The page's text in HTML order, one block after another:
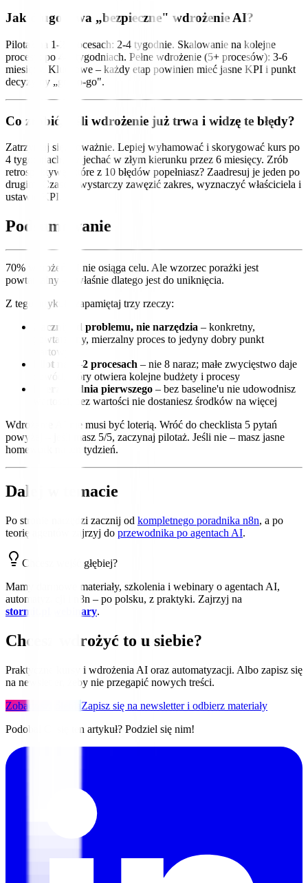
Jak długo trwa „bezpieczne" wdrożenie AI?
Pilotaż na 1-2 procesach: 2-4 tygodnie. Skalowanie na kolejne
procesy: po 4-8 tygodniach. Pełne wdrożenie (5+ procesów): 3-6
miesięcy. Kluczowe – każdy etap powinien mieć jasne KPI i punkt
decyzyjny „go/no-go".
Co zrobić, jeśli wdrożenie już trwa i widzę te błędy?
Zatrzymaj się. Poważnie. Lepiej wyhamować i skorygować kurs po
4 tygodniach, niż jechać w złym kierunku przez 6 miesięcy. Zrób
retrospektywę: które z 10 błędów popełniasz? Zaadresuj je jeden po
drugim. Czasem wystarczy zawęzić zakres, wyznaczyć właściciela i
ustawić KPI.
Podsumowanie
70% wdrożeń AI nie osiąga celu. Ale wzorzec porażki jest
powtarzalny – i właśnie dlatego jest do uniknięcia.
Z tego artykułu zapamiętaj trzy rzeczy:
Zacznij od problemu, nie narzędzia – konkretny,
powtarzalny, mierzalny proces to jedyny dobry punkt
startowy
Pilot na 1–2 procesach – nie 8 naraz; małe zwycięstwo daje
dowód, który otwiera kolejne budżety i procesy
Mierz od dnia pierwszego – bez baseline'u nie udowodnisz
wartości, bez wartości nie dostaniesz środków na więcej
Wdrożenie AI nie musi być loterią. Wróć do checklista 5 pytań
powyżej – jeśli masz 5/5, zaczynaj pilotaż. Jeśli nie – masz jasne
homework na ten tydzień.
Dalej w temacie
Po stronie narzędzi zacznij od kompletnego poradnika n8n, a po
teorię agentów zajrzyj do przewodnika po agentach AI.
Chcesz wejść głębiej?
Mamy darmowe materiały, szkolenia i webinary o agentach AI,
automatyzacji i n8n – po polsku, z praktyki. Zajrzyj na
stormit.pl/webinary.
Chcesz wdrożyć to u siebie?
Praktyczne kursy i wdrożenia AI oraz automatyzacji. Albo zapisz się
na newsletter, żeby nie przegapić nowych treści.
Zobacz szkolenia Zapisz się na newsletter i odbierz materiały
Podobał Ci się ten artykuł? Podziel się nim!